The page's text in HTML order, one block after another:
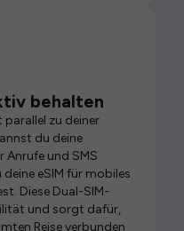
behalten
parallel zu deiner
du deine
Anrufe und SMS
eSIM für mobiles
Diese Dual-SIM-
und sorgt dafür,
Reise verbunden